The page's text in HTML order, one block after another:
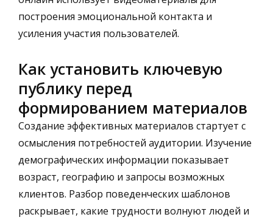
построения эмоциональной контакта и
усиления участия пользователей.
Как установить ключевую
публику перед
формированием материалов
Создание эффективных материалов стартует с
осмысления потребностей аудитории. Изучение
демографических информации показывает
возраст, географию и запросы возможных
клиентов. Разбор поведенческих шаблонов
раскрывает, какие трудности волнуют людей и